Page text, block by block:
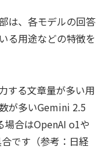
は、各モデルの回答
る用途などの特徴を
する文章量が多い用
が多いGemini 2.5
合はOpenAI o1や
です（参考：日経